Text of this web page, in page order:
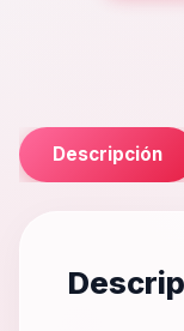
Descripción